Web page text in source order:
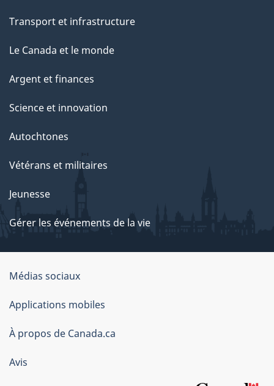
Transport et infrastructure
Le Canada et le monde
Argent et finances
Science et innovation
Autochtones
Vétérans et militaires
Jeunesse
Gérer les événements de la vie
Organisation
du
gouvernement
du
Canada
Médias sociaux
Applications mobiles
À propos de Canada.ca
Avis